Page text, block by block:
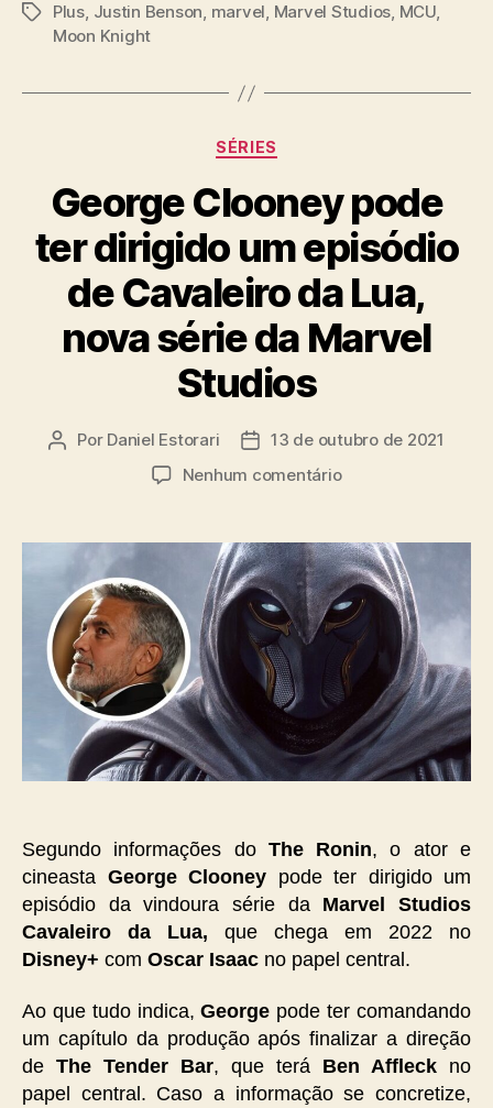
TagsPlus, Justin Benson, marvel, Marvel Studios, MCU,
Moon Knight
Categorias
SÉRIES
George Clooney pode
ter dirigido um episódio
de Cavaleiro da Lua,
nova série da Marvel
Studios
Autor
Por Daniel Estorari
Data13 de outubro de 2021
Nenhum comentárioem
pode
ter
dirigido
um
episódio
de
Cavaleiro
da
Lua,
nova
série
Marvel
Studios
Segundo informações do The Ronin, o ator e
cineasta George Clooney pode ter dirigido um
episódio da vindoura série da Marvel Studios
Cavaleiro da Lua, que chega em 2022 no
Disney+ com Oscar Isaac no papel central.
Ao que tudo indica,George pode ter comandando
um capítulo da produção após finalizar a direção
de The Tender Bar, que terá Ben Affleck no
papel central. Caso a informação se concretize,